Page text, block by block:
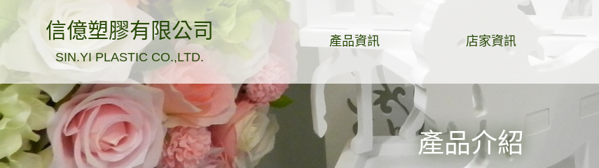
信億塑膠有限公司
SIN.YI PLASTIC CO.,LTD.
產品資訊 店家資訊
產品介紹